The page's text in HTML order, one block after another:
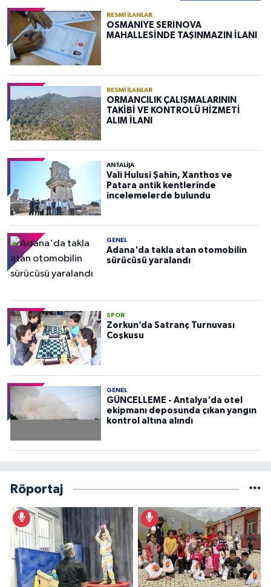
RESMI İLANLAR
OSMANİYE SERİNOVA
MAHALLESİNDE TAŞINMAZIN İLANI
RESMI İLANLAR
ORMANCILIK ÇALIŞMALARININ
TAKİBİ VE KONTROLÜ HİZMETİ
ALIM İLANI
ANTALIJA
Vali Hulusi Şahin, Xanthos ve
Patara antik kentlerinde
incelemelerde bulundu
GENEL
Adana'da takla atan otomobilin
sürücüsü yaralandı
SPOR
Zorkun’da Satranç Turnuvası
Coşkusu
GENEL
GÜNCELLEME - Antalya'da otel
ekipmanı deposunda çıkan yangın
kontrol altına alındı
Röportaj